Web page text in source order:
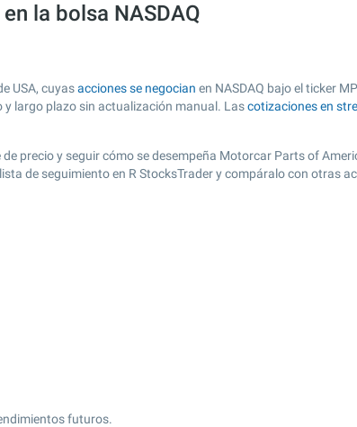
la bolsa NASDAQ
USA, cuyasacciones se negocian en NASDAQ bajo el ticker
largo plazo sin actualización manual. Lascotizaciones en
precio y seguir cómo se desempeña Motorcar Parts of
de seguimiento en R StocksTrader y compáralo con otras
futuros.